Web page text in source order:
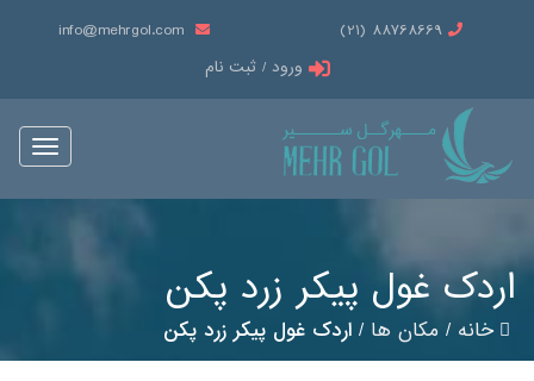
88768669 (21)
info@mehrgol.com
ورود / ثبت نام
Toggle
اردک غول پیکر زرد پکن
خانه/ مکان ها/ اردک غول پیکر زرد پکن